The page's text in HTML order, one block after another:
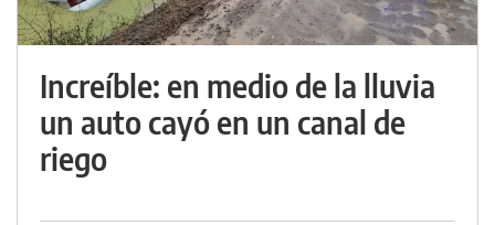
Increíble: en medio de la lluvia
un auto cayó en un canal de
riego